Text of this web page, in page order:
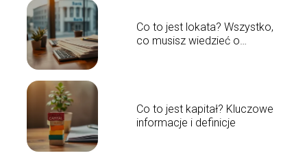
Co to jest lokata? Wszystko,
co musisz wiedzieć o
Co to jest kapitał? Kluczowe
informacje i definicje